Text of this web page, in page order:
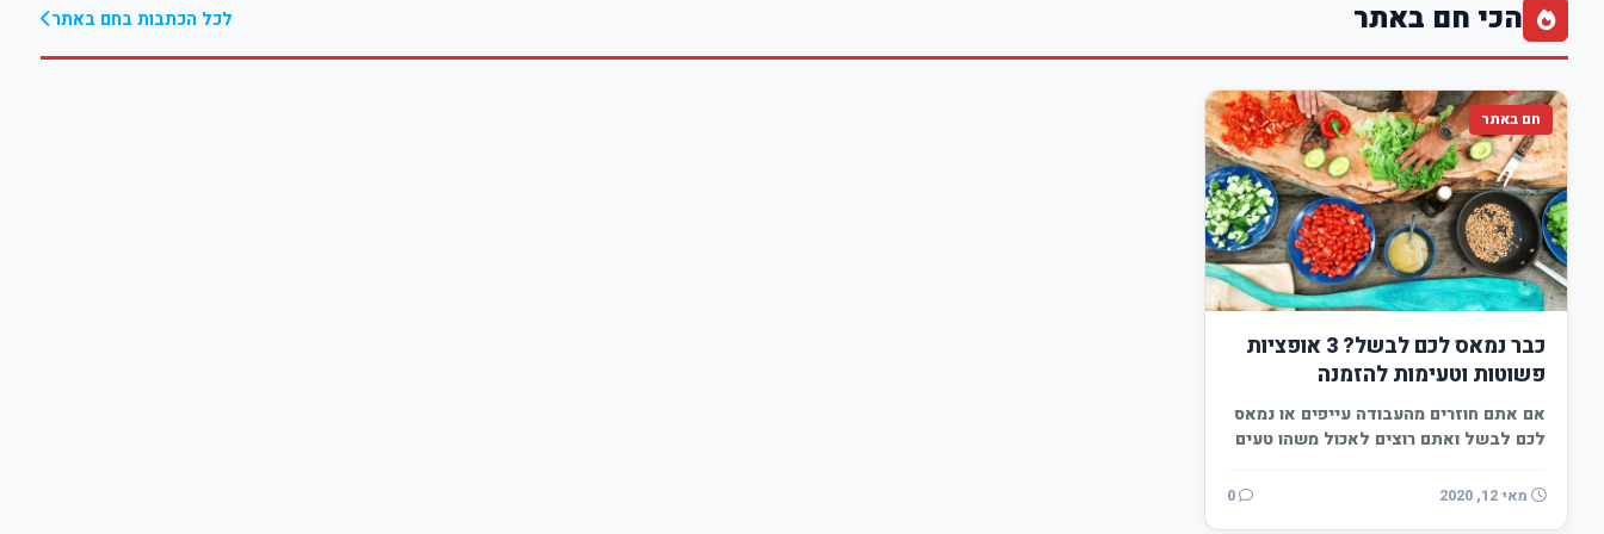
הכי חם באתר לכל הכתבות בחם באתר
חם באתר
כבר נמאס לכם לבשל? 3 אופציות
פשוטות וטעימות להזמנה
אם אתם חוזרים מהעבודה עייפים או נמאס
לכם לבשל ואתם רוצים לאכול משהו טעים
מאי 12, 2020